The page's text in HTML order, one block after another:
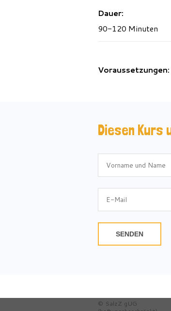
Dauer:
90-120 Minuten
Voraussetzungen:
Diesen Kurs
SENDEN
© SalzZ gUG